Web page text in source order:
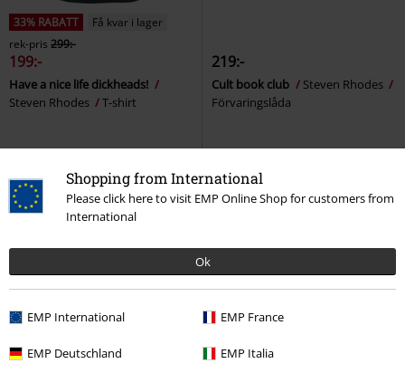
Shopping from International
Please click here to visit EMP Online Shop for customers from
International
Ok
EMP International EMP France
EMP Deutschland EMP Italia
33% RABATT
Få kvar i lager
rek-pris 299:-
199:-
Have a nice life dickheads!
Steven Rhodes
T-shirt
219:-
Cult book club
Steven Rhodes
Förvaringslåda